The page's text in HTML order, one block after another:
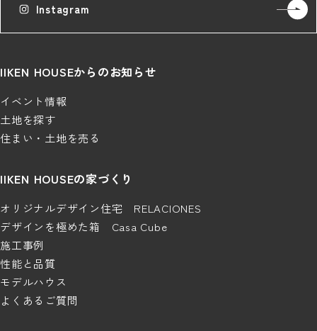
Instagram
IIKEN HOUSEからのお知らせ
イベント情報
土地を探す
住まい・土地を売る
IIKEN HOUSEの家づくり
オリジナルデザイン住宅 RELACIONES
デザインを極めた箱 Casa Cube
施工事例
性能と品質
モデルハウス
よくあるご質問